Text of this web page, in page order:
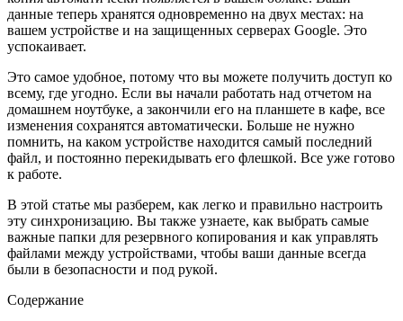
данные теперь хранятся одновременно на двух местах: на
вашем устройстве и на защищенных серверах Google. Это
успокаивает.
Это самое удобное, потому что вы можете получить доступ ко
всему, где угодно. Если вы начали работать над отчетом на
домашнем ноутбуке, а закончили его на планшете в кафе, все
изменения сохранятся автоматически. Больше не нужно
помнить, на каком устройстве находится самый последний
файл, и постоянно перекидывать его флешкой. Все уже готово
к работе.
В этой статье мы разберем, как легко и правильно настроить
эту синхронизацию. Вы также узнаете, как выбрать самые
важные папки для резервного копирования и как управлять
файлами между устройствами, чтобы ваши данные всегда
были в безопасности и под рукой.
Содержание